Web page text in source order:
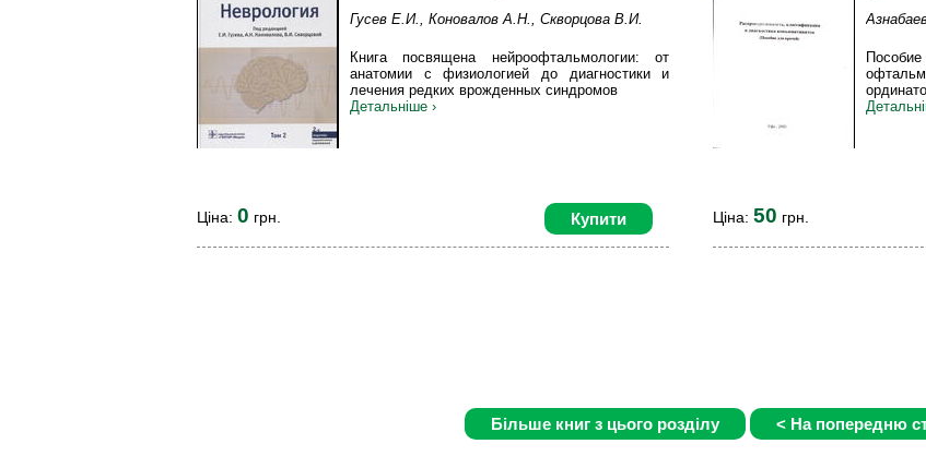
Гусев Е.И., Коновалов А.Н., Скворцова В.И.
Книга посвящена нейроофтальмологии: от
анатомии с физиологией до диагностики и
лечения редких врожденных синдромов
Детальніше ›
Купити
Ціна: 0 грн. Ціна:50 грн.